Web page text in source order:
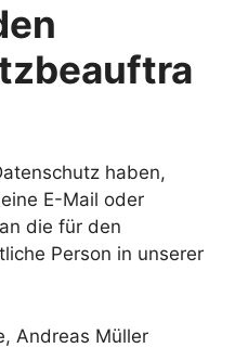
haben,
E-Mail oder
die für den
Person in unserer
Andreas Müller